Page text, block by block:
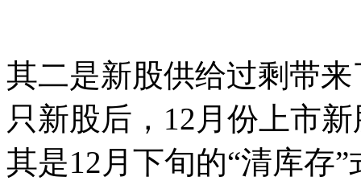
其二是新股供给过剩带来
只新股后，12月份上市
其是12月下旬的“清库存